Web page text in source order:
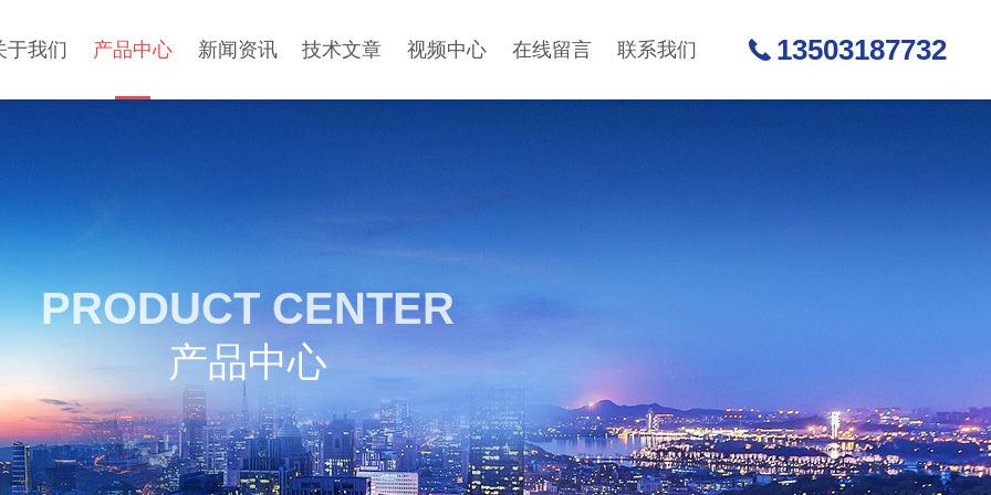
于我们 产品中心 新闻资讯 技术文章 视频中心 在线留言 联系我们 13503187732
PRODUCT CENTER
产品中心